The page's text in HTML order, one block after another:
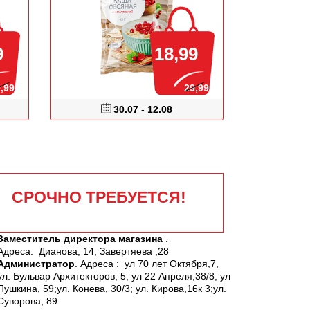
30.07 - 12.08
18,99
29,99
СРОЧНО ТРЕБУЕТСЯ!
директора магазина
Дианова, 14; Завертяева ,28
. Адреса : ул 70 лет Октября,7,
Бульвар Архитекторов, 5; ул 22 Апреля,38/8; ул
59;ул. Конева, 30/3; ул. Кирова,16к 3;ул.
89